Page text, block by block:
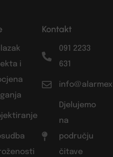
i
Kontakt
091 2233
631
Djelujemo
na
području
čitave